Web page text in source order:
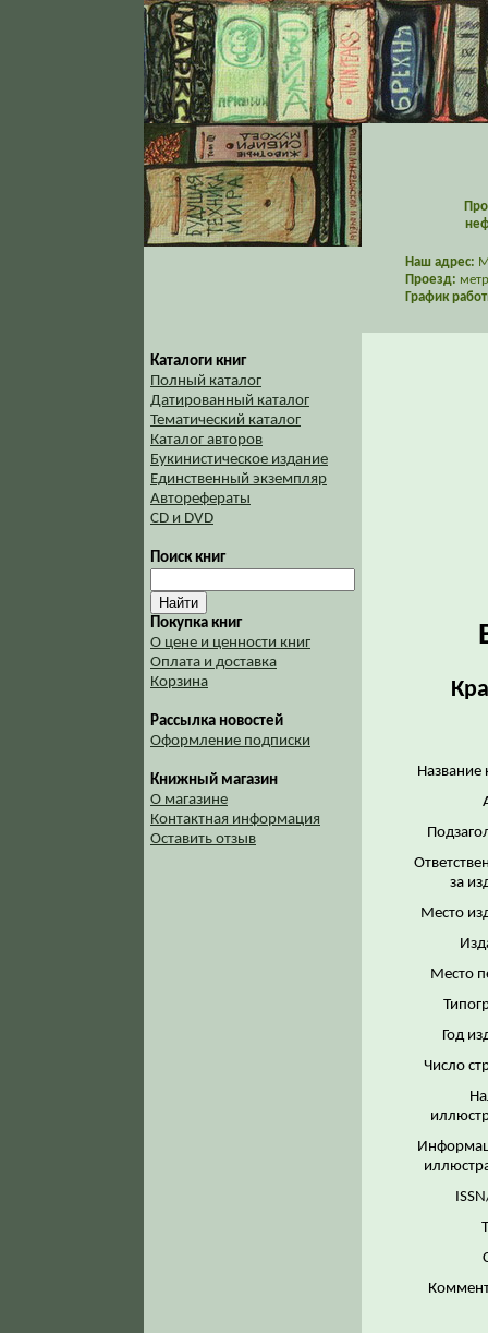
Наш адрес:
Проезд:
График
Каталоги книг
Полный каталог
Датированный каталог
Тематический каталог
Каталог авторов
Букинистическое издание
Единственный экземпляр
Авторефераты
CD и DVD
Поиск книг
Покупка книг
О цене и ценности книг
Оплата и доставка
Корзина
Рассылка новостей
Оформление подписки
Книжный магазин
О магазине
Контактная информация
Оставить отзыв
Название
за
Место
Место
Год
Число